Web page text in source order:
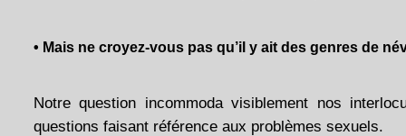
• Mais ne croyez-vous pas qu’il y ait des genres de
Notre question incommoda visiblement nos
questions faisant référence aux problèmes sexuels.